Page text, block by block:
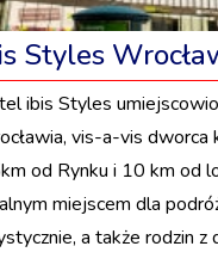
Styles
ibis Styles
vis-a-vis
od Rynku i 10 km od
miejscem dla
a także rodzin z